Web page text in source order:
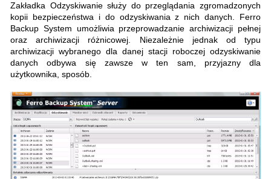
Zakładka Odzyskiwanie służy do przeglądania zgromadzonych
kopii bezpieczeństwa i do odzyskiwania z nich danych. Ferro
Backup System umożliwia przeprowadzanie archiwizacji pełnej
oraz archiwizacji różnicowej. Niezależnie jednak od typu
archiwizacji wybranego dla danej stacji roboczej odzyskiwanie
danych odbywa się zawsze w ten sam, przyjazny dla
użytkownika, sposób.